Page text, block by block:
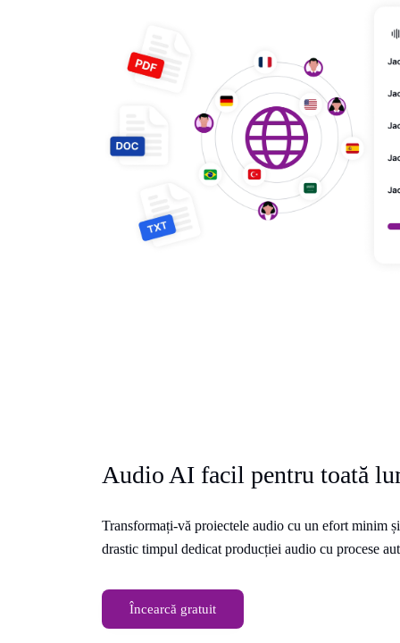
Audio AI facil pentru toată
Transformați-vă proiectele audio cu un efort minim
drastic timpul dedicat producției audio cu procese
Încearcă gratuit